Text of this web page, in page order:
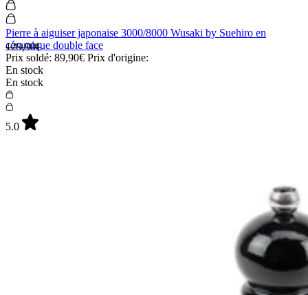
Pierre à aiguiser japonaise 3000/8000 Wusaki by Suehiro en
céramique double face
Prix soldé: 89,90€ Prix d'origine:
129,90€
En stock
En stock
5.0